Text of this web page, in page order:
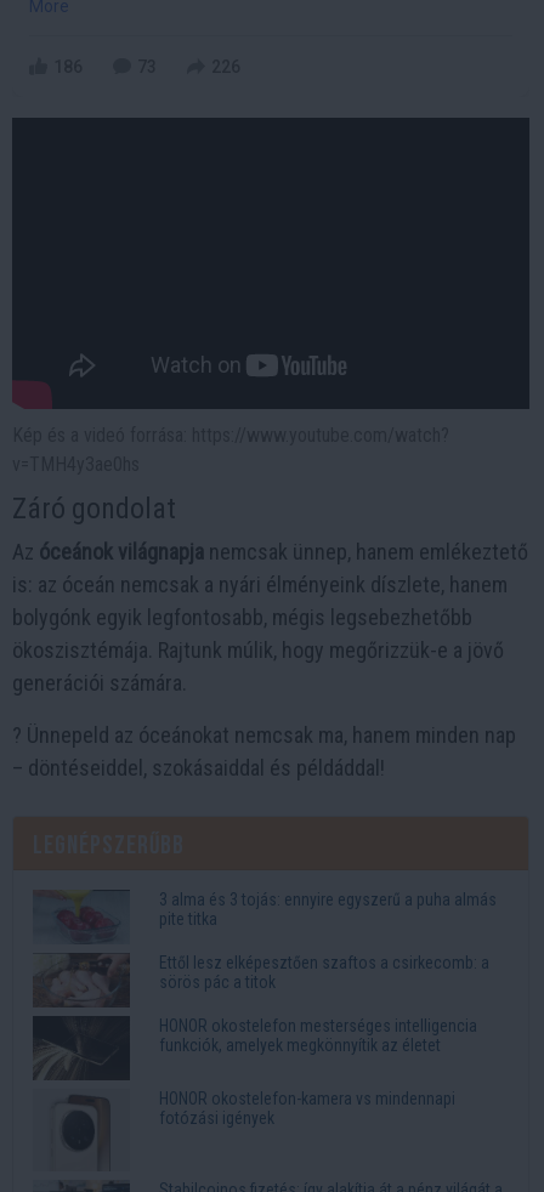
More
Záró gondolat
Az óceánok világnapja nemcsak ünnep, hanem emlékeztető
is: az óceán nemcsak a nyári élményeink díszlete, hanem
bolygónk egyik legfontosabb, mégis legsebezhetőbb
ökoszisztémája. Rajtunk múlik, hogy megőrizzük-e a jövő
generációi számára.
? Ünnepeld az óceánokat nemcsak ma, hanem minden nap
– döntéseiddel, szokásaiddal és példáddal!
3 alma és 3 tojás: ennyire egyszerű a puha almás
pite titka
Ettől lesz elképesztően szaftos a csirkecomb: a
sörös pác a titok
HONOR okostelefon mesterséges intelligencia
funkciók, amelyek megkönnyítik az életet
HONOR okostelefon-kamera vs mindennapi
fotózási igények